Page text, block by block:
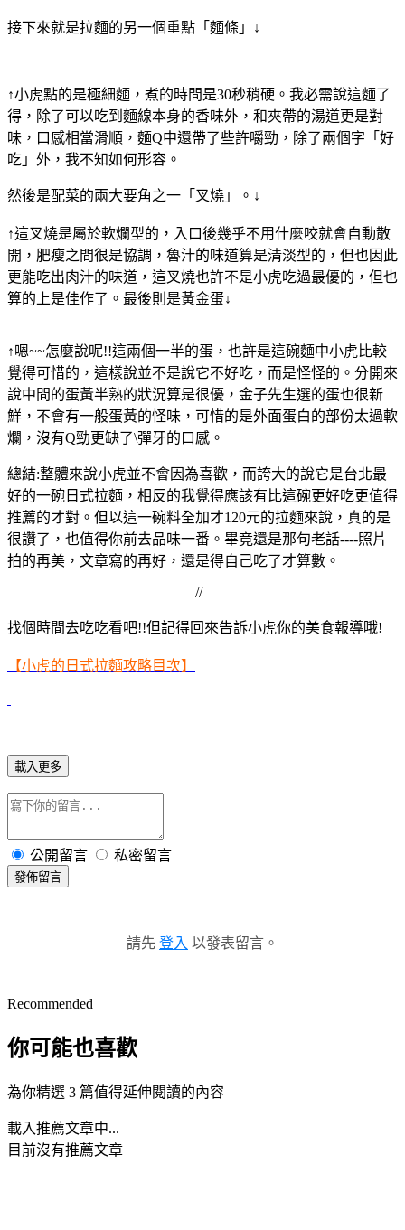
接下來就是拉麵的另一個重點「麵條」↓
↑小虎點的是極細麵，煮的時間是30秒稍硬。我必需說這麵了
得，除了可以吃到麵線本身的香味外，和夾帶的湯道更是對
味，口感相當滑順，麵Q中還帶了些許嚼勁，除了兩個字「好
吃」外，我不知如何形容。
然後是配菜的兩大要角之一「叉燒」。↓
↑這叉燒是屬於軟爛型的，入口後幾乎不用什麼咬就會自動散
開，肥瘦之間很是協調，魯汁的味道算是清淡型的，但也因此
更能吃出肉汁的味道，這叉燒也許不是小虎吃過最優的，但也
算的上是佳作了。最後則是黃金蛋↓
↑嗯~~怎麼說呢!!這兩個一半的蛋，也許是這碗麵中小虎比較
覺得可惜的，這樣說並不是說它不好吃，而是怪怪的。分開來
說中間的蛋黃半熟的狀況算是很優，金子先生選的蛋也很新
鮮，不會有一般蛋黃的怪味，可惜的是外面蛋白的部份太過軟
爛，沒有Q勁更缺了\彈牙的口感。
總結:整體來說小虎並不會因為喜歡，而誇大的說它是台北最
好的一碗日式拉麵，相反的我覺得應該有比這碗更好吃更值得
推薦的才對。但以這一碗料全加才120元的拉麵來說，真的是
很讚了，也值得你前去品味一番。畢竟還是那句老話----照片
拍的再美，文章寫的再好，還是得自己吃了才算數。
//
找個時間去吃吃看吧!!但記得回來告訴小虎你的美食報導哦!
【小虎的日式拉麵攻略目次】
載入更多
公開留言 私密留言
發佈留言
請先 登入 以發表留言。
Recommended
你可能也喜歡
為你精選 3 篇值得延伸閱讀的內容
載入推薦文章中...
目前沒有推薦文章